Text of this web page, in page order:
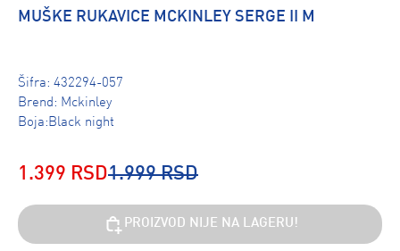
MUŠKE RUKAVICE MCKINLEY SERGE II M
Šifra: 432294-057
Brend: Mckinley
Boja:Black night
1.399 RSD1.999 RSD
PROIZVOD NIJE NA LAGERU!